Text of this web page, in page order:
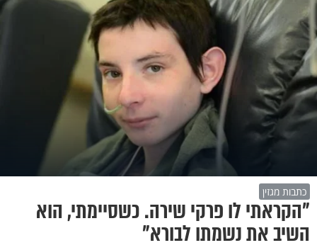
כתבות מגזין
"הקראתי לו פרקי שירה. כשסיימתי, הוא
השיב את נשמתו לבורא"